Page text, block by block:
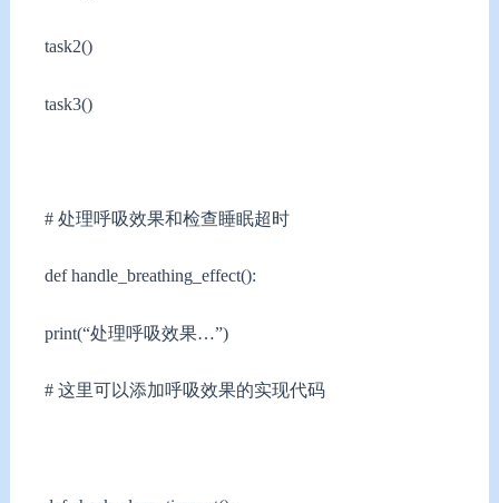
task2()
task3()
# 处理呼吸效果和检查睡眠超时
def handle_breathing_effect():
print(“处理呼吸效果…”)
# 这里可以添加呼吸效果的实现代码